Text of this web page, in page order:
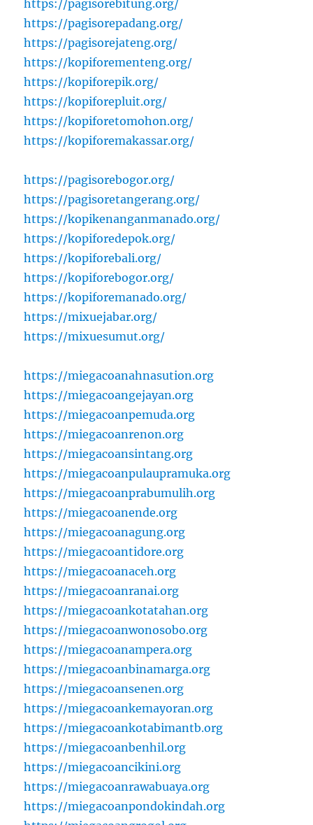
https://pagisorebitung.org/
https://pagisorepadang.org/
https://pagisorejateng.org/
https://kopiforementeng.org/
https://kopiforepik.org/
https://kopiforepluit.org/
https://kopiforetomohon.org/
https://kopiforemakassar.org/
https://pagisorebogor.org/
https://pagisoretangerang.org/
https://kopikenanganmanado.org/
https://kopiforedepok.org/
https://kopiforebali.org/
https://kopiforebogor.org/
https://kopiforemanado.org/
https://mixuejabar.org/
https://mixuesumut.org/
https://miegacoanahnasution.org
https://miegacoangejayan.org
https://miegacoanpemuda.org
https://miegacoanrenon.org
https://miegacoansintang.org
https://miegacoanpulaupramuka.org
https://miegacoanprabumulih.org
https://miegacoanende.org
https://miegacoanagung.org
https://miegacoantidore.org
https://miegacoanaceh.org
https://miegacoanranai.org
https://miegacoankotatahan.org
https://miegacoanwonosobo.org
https://miegacoanampera.org
https://miegacoanbinamarga.org
https://miegacoansenen.org
https://miegacoankemayoran.org
https://miegacoankotabimantb.org
https://miegacoanbenhil.org
https://miegacoancikini.org
https://miegacoanrawabuaya.org
https://miegacoanpondokindah.org